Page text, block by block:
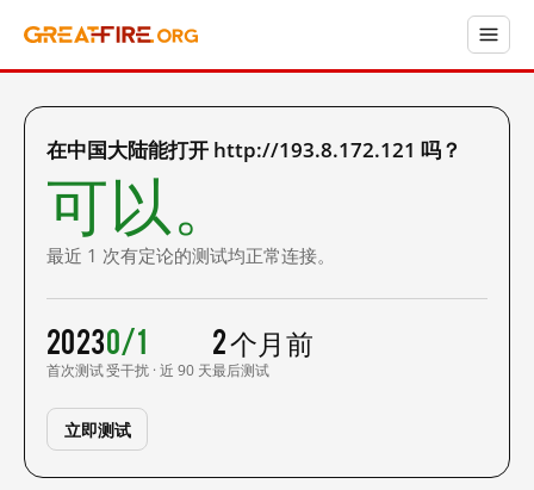
在中国大陆能打开 http://193.8.172.121 吗？
可以。
最近 1 次有定论的测试均正常连接。
2023
首次测试
0/1
受干扰 · 近 90 天
2 个月前
最后测试
立即测试